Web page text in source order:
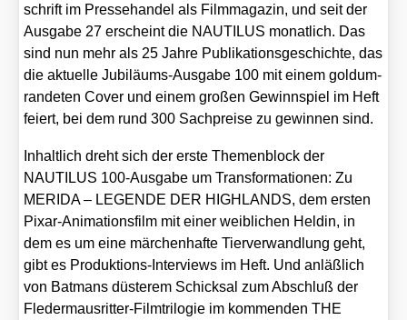
schrift im Pres­se­han­del als Film­ma­ga­zin, und seit der
Aus­ga­be 27 erscheint die NAUTILUS monat­lich. Das
sind nun mehr als 25 Jah­re Publi­ka­ti­ons­ge­schich­te, das
die aktu­el­le Jubi­lä­ums-Aus­ga­be 100 mit einem gold­um­
ran­de­ten Cover und einem gro­ßen Gewinn­spiel im Heft
fei­ert, bei dem rund 300 Sach­prei­se zu gewin­nen sind.
Inhalt­lich dreht sich der ers­te The­men­block der
NAUTILUS 100-Aus­ga­be um Trans­for­ma­tio­nen: Zu
MERIDA – LEGENDE DER HIGHLANDS, dem ers­ten
Pix­ar-Ani­ma­ti­ons­film mit einer weib­li­chen Hel­din, in
dem es um eine mär­chen­haf­te Tier­ver­wand­lung geht,
gibt es Pro­duk­ti­ons-Inter­views im Heft. Und anläß­lich
von Bat­mans düs­te­rem Schick­sal zum Abschluß der
Fle­der­maus­rit­ter-Film­tri­lo­gie im kom­men­den THE